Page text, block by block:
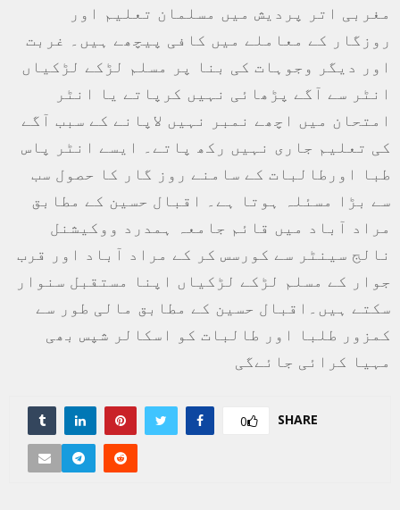
مغربی اتر پردیش میں مسلمان تعلیم اور
روزگار کے معاملے میں کافی پیچھے ہیں۔ غربت
اور دیگر وجوہات کی بنا پر مسلم لڑکے لڑکیاں
انٹر سے آگے پڑھائی نہیں کرپاتے یا انٹر
امتحان میں اچھے نمبر نہیں لاپانے کے سبب آگے
کی تعلیم جاری نہیں رکھ پاتے۔ ایسے انٹر پاس
طبا اورطالبات کے سامنے روز گار کا حصول سب
سے بڑا مسئلہ ہوتا ہے۔ اقبال حسین کے مطابق
مراد آباد میں قائم جامعہ ہمدرد ووکیشنل
نالج سینٹر سے کورسس کر کے مراد آباد اور قرب
جوار کے مسلم لڑکے لڑکیاں اپنا مستقبل سنوار
سکتے ہیں۔اقبال حسین کے مطابق مالی طور سے
کمزور طلبا اور طالبات کو اسکالر شپس بھی
مہیا کرائی جائےگی
SHARE
0